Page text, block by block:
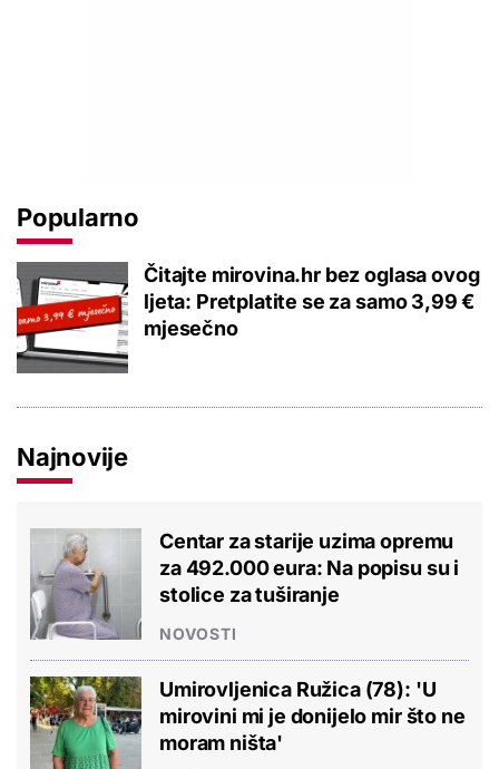
Popularno
Čitajte mirovina.hr bez oglasa ovog
ljeta: Pretplatite se za samo 3,99 €
mjesečno
Najnovije
Centar za starije uzima opremu
za 492.000 eura: Na popisu su i
stolice za tuširanje
NOVOSTI
Umirovljenica Ružica (78): 'U
mirovini mi je donijelo mir što ne
moram ništa'